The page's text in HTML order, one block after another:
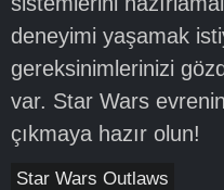
deneyimi yaşamak
gereksinimlerinizi
var. Star Wars
çıkmaya hazır olun!
Star Wars Outlaws